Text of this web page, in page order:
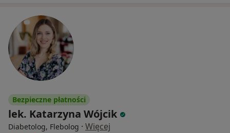
Bezpieczne płatności
lek. Katarzyna Wójcik
Diabetolog, Flebolog · Więcej